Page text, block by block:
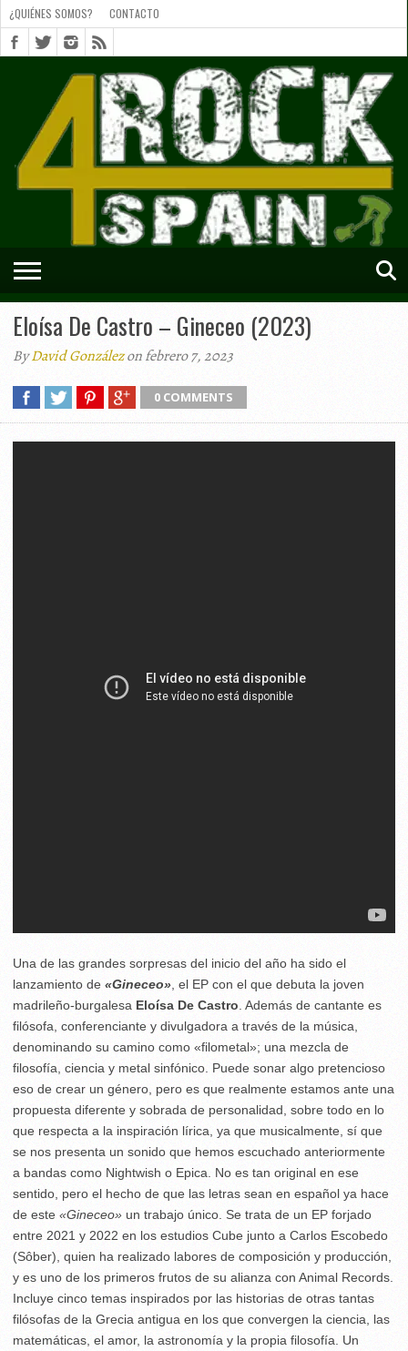
SOMOS?
CONTACTO
SHORTS
¿QUIÉNES SOMOS? CONTACTO
Eloísa De Castro – Gineceo (2023)
ByDavid Gonzálezon febrero 7, 2023
0 COMMENTS
Una de las grandes sorpresas del inicio del año ha sido el
lanzamiento de «Gineceo» , el EP con el que debuta la joven
madrileño-burgalesa Eloísa De Castro . Además de cantante es
filósofa, conferenciante y divulgadora a través de la música,
denominando su camino como «filometal»; una mezcla de
filosofía, ciencia y metal sinfónico. Puede sonar algo pretencioso
eso de crear un género, pero es que realmente estamos ante una
propuesta diferente y sobrada de personalidad, sobre todo en lo
que respecta a la inspiración lírica, ya que musicalmente, sí que
se nos presenta un sonido que hemos escuchado anteriormente
a bandas como Nightwish o Epica. No es tan original en ese
sentido, pero el hecho de que las letras sean en español ya hace
de este «Gineceo» un trabajo único. Se trata de un EP forjado
entre 2021 y 2022 en los estudios Cube junto a Carlos Escobedo
(Sôber), quien ha realizado labores de composición y producción,
y es uno de los primeros frutos de su alianza con Animal Records.
Incluye cinco temas inspirados por las historias de otras tantas
filósofas de la Grecia antigua en los que convergen la ciencia, las
matemáticas, el amor, la astronomía y la propia filosofía. Un